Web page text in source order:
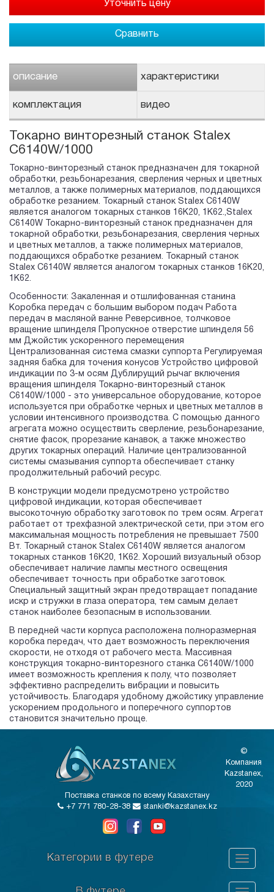
Сравнить
описание характеристики
комплектация видео
Токарно винторезный станок Stalex
C6140W/1000
Токарно-винторезный станок предназначен для токарной
обработки, резьбонарезания, сверления черных и цветных
металлов, а также полимерных материалов, поддающихся
обработке резанием. Токарный станок Stalex C6140W
является аналогом токарных станков 16К20, 1К62.,Stalex
C6140W Токарно-винторезный станок предназначен для
токарной обработки, резьбонарезания, сверления черных
и цветных металлов, а также полимерных материалов,
поддающихся обработке резанием. Токарный станок
Stalex C6140W является аналогом токарных станков 16К20,
1К62.
Особенности: Закаленная и отшлифованная станина
Коробка передач с большим выбором подач Работа
передач в масляной ванне Реверсивное, толчковое
вращение шпинделя Пропускное отверстие шпинделя 56
мм Джойстик ускоренного перемещения
Централизованная система смазки суппорта Регулируемая
задняя бабка для точения конусов Устройство цифровой
индикации по 3-м осям Дублирущий рычаг включения
вращения шпинделя Токарно-винторезный станок
C6140W/1000 - это универсальное оборудование, которое
используется при обработке черных и цветных металлов в
условии интенсивного производства. С помощью данного
агрегата можно осуществить сверление, резьбонарезание,
снятие фасок, прорезание канавок, а также множество
других токарных операций. Наличие централизованной
системы смазывания суппорта обеспечивает станку
продолжительный рабочий ресурс.
В конструкции модели предусмотрено устройство
цифровой индикации, которая обеспечивает
высокоточную обработку заготовок по трем осям. Агрегат
работает от трехфазной электрической сети, при этом его
максимальная мощность потребления не превышает 7500
Вт. Токарный станок Stalex C6140W является аналогом
токарных станков 16К20, 1К62. Хороший визуальный обзор
обеспечивает наличие лампы местного освещения
обеспечивает точность при обработке заготовок.
Специальный защитный экран предотвращает попадание
искр и стружки в глаза оператора, тем самым делает
станок наиболее безопасным в использовании.
В передней части корпуса расположена полноразмерная
коробка передач, что дает возможность переключения
скорости, не отходя от рабочего места. Массивная
конструкция токарно-винторезного станка C6140W/1000
имеет возможность крепления к полу, что позволяет
эффективно распределить вибрации и повысить
устойчивость. Благодаря удобному джойстику управление
ускорением продольного и поперечного суппортов
становится значительно проще.
©
Компания
Kazstanex,
2020
Поставка станков по всему Казахстану
+7 771 780-28-38
stanki@kazstanex.kz
Категории в футере